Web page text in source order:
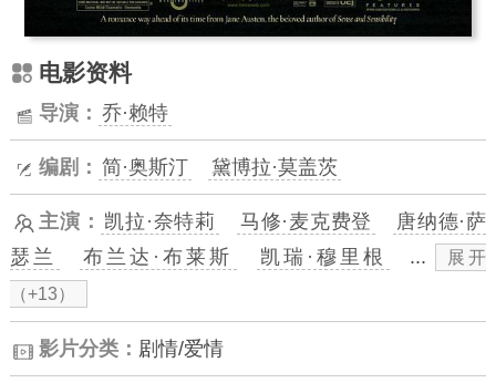
电影资料
导演： 乔·赖特
编剧： 简·奥斯汀 黛博拉·莫盖茨
主演： 凯拉·奈特莉 马修·麦克费登
唐纳德·萨
瑟兰
布兰达·布莱斯 凯瑞·穆里根 ...
展开
（+13）
影片分类： 剧情/爱情